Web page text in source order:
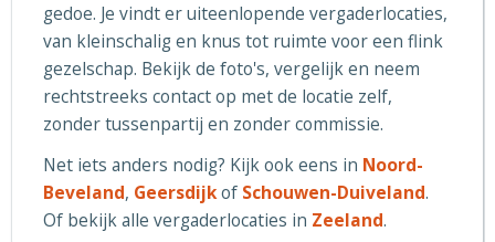
gedoe. Je vindt er uiteenlopende vergaderlocaties,
van kleinschalig en knus tot ruimte voor een flink
gezelschap. Bekijk de foto's, vergelijk en neem
rechtstreeks contact op met de locatie zelf,
zonder tussenpartij en zonder commissie.
Net iets anders nodig? Kijk ook eens in Noord-
Beveland, Geersdijkof Schouwen-Duiveland.
Of bekijk alle vergaderlocaties in Zeeland.